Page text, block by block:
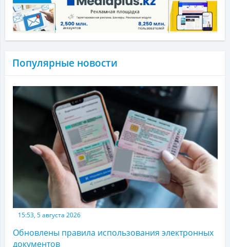
Популярные новости
15:53, 5 августа 2026
Обновлены правила использования электронных
документов